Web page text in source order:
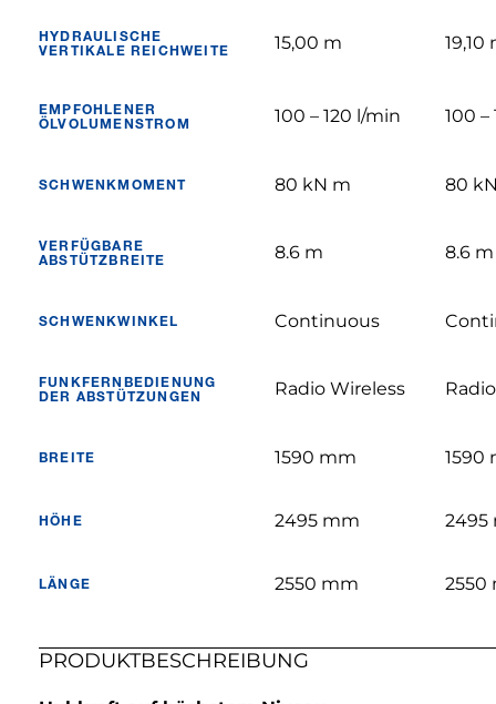
HYDRAULISCHE
VERTIKALE REICHWEITE
15,00 m 19,10
EMPFOHLENER
ÖLVOLUMENSTROM
100 – 120 l/min 100 –
SCHWENKMOMENT 80 kN m 80
VERFÜGBARE
ABSTÜTZBREITE
8.6 m 8.6 m
SCHWENKWINKEL Continuous
FUNKFERNBEDIENUNG
DER ABSTÜTZUNGEN
Radio Wireless
BREITE 1590 mm 1590
HÖHE 2495 mm 2495
LÄNGE 2550 mm 2550
PRODUKTBESCHREIBUNG